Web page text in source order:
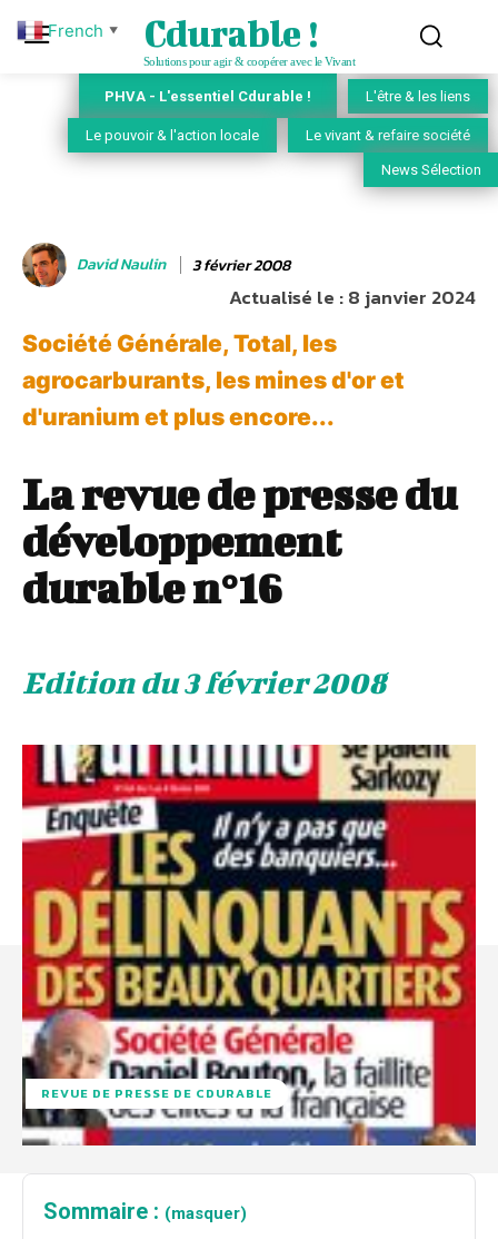
Cdurable !
Solutions pour agir & coopérer avec le Vivant
PHVA - L'essentiel Cdurable ! L'être & les liens
Le pouvoir & l'action locale Le vivant & refaire société
News Sélection
David Naulin 3 février 2008
Actualisé le :8 janvier 2024
Société Générale, Total, les
agrocarburants, les mines d'or et
d'uranium et plus encore...
La revue de presse du
développement
durable n°16
Edition du 3 février 2008
REVUE DE PRESSE DE CDURABLE
Sommaire : (masquer)
French ▼